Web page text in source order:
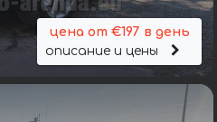
цена от €197 в день
описание и цены